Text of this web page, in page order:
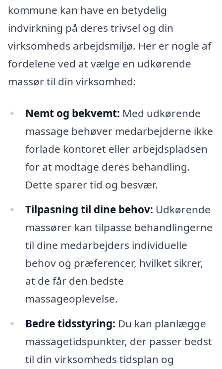
kommune kan have en betydelig
indvirkning på deres trivsel og din
virksomheds arbejdsmiljø. Her er nogle af
fordelene ved at vælge en udkørende
massør til din virksomhed:
Nemt og bekvemt: Med udkørende
massage behøver medarbejderne ikke
forlade kontoret eller arbejdspladsen
for at modtage deres behandling.
Dette sparer tid og besvær.
Tilpasning til dine behov: Udkørende
massører kan tilpasse behandlingerne
til dine medarbejders individuelle
behov og præferencer, hvilket sikrer,
at de får den bedste
massageoplevelse.
Bedre tidsstyring: Du kan planlægge
massagetidspunkter, der passer bedst
til din virksomheds tidsplan og